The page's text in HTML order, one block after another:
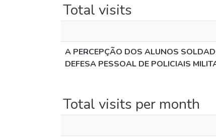
Total visits
A PERCEPÇÃO DOS ALUNOS
DEFESA PESSOAL DE POLICIAIS
Total visits per month